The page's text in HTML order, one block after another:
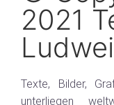
2021
Texte, Bilder,
unterliegen